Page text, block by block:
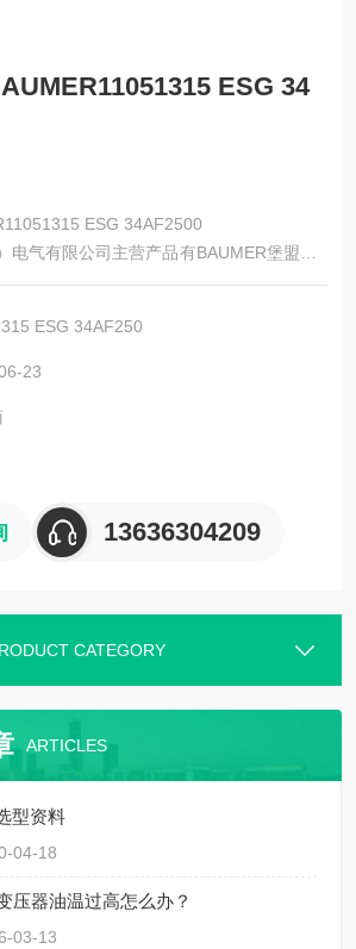
ESG 34
ESG 34AF2500
电气有限公司主营产品有BAUMER堡盟、B
传感器、BAUMER控制器、BAUMER
限位开关、BAUMER放大器、BAUMER
栅等。
ESG 34AF250
23
13636304209
CATEGORY
ARTICLES
型资料
04-18
压器油温过高怎么办？
03-13